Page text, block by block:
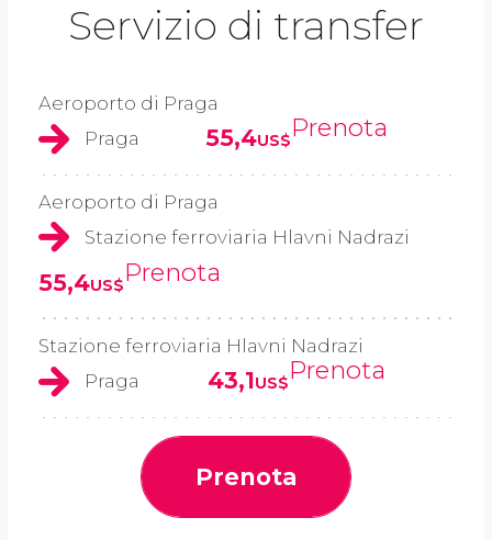
Servizio di transfer
Aeroporto di Praga
Praga
55,4US$Prenota
Aeroporto di Praga
Stazione ferroviaria Hlavni Nadrazi
55,4US$Prenota
Stazione ferroviaria Hlavni Nadrazi
Praga
43,1US$Prenota
Prenota